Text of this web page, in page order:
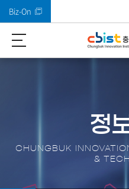
Biz-On
정
CHUNGBUK
&